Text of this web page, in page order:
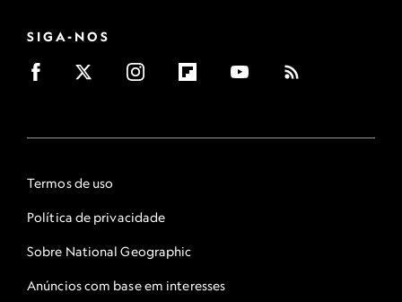
SIGA-NOS
Termos de uso
Política de privacidade
Sobre National Geographic
Anúncios com base em interesses